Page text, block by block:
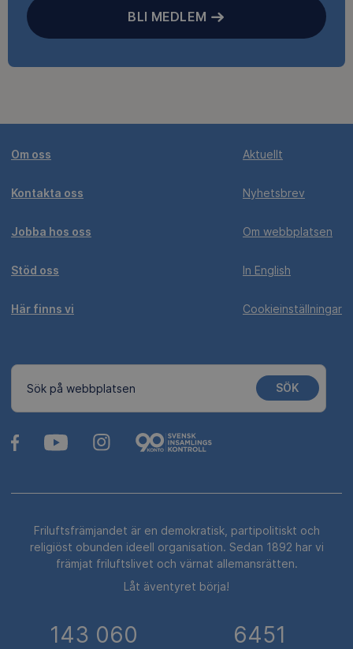
BLI MEDLEM
Om oss
Kontakta oss
Jobba hos oss
Stöd oss
Här finns vi
Aktuellt
Nyhetsbrev
Om webbplatsen
In English
Cookieinställningar
Sök på webbplatsen SÖK
Friluftsfrämjandet är en demokratisk, partipolitiskt och
religiöst obunden ideell organisation. Sedan 1892 har vi
främjat friluftslivet och värnat allemansrätten.
Låt äventyret börja!
143 060 6451